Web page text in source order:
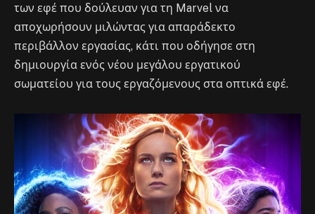
των εφέ που δούλευαν για τη Marvel να
αποχωρήσουν μιλώντας για απαράδεκτο
περιβάλλον εργασίας, κάτι που οδήγησε στη
δημιουργία ενός νέου μεγάλου εργατικού
σωματείου για τους εργαζόμενους στα οπτικά εφέ.